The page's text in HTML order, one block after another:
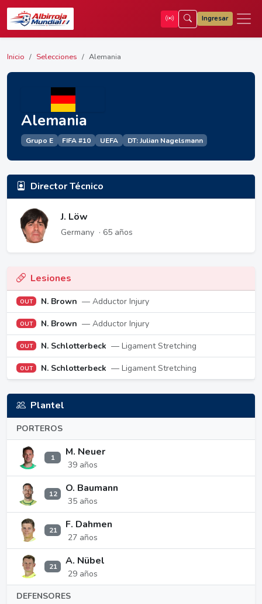
Ingresar
Inicio Selecciones Alemania
Alemania
Grupo E FIFA #10 UEFA DT: Julian Nagelsmann
Director Técnico
J. Löw
Germany · 65 años
Lesiones
OUT N. Brown — Adductor Injury
OUT N. Brown — Adductor Injury
OUT N. Schlotterbeck — Ligament Stretching
OUT N. Schlotterbeck — Ligament Stretching
Plantel
PORTEROS
1 M. Neuer
39 años
12 O. Baumann
35 años
21 F. Dahmen
27 años
21 A. Nübel
29 años
DEFENSORES